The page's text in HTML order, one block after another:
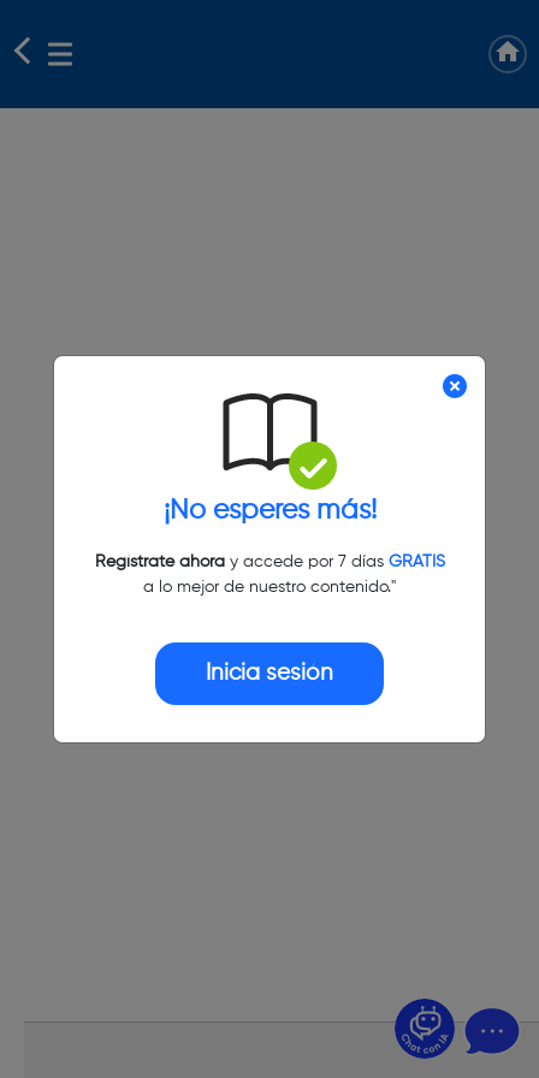
¡No esperes más!
Regístrate ahoray accede por 7 días GRATIS
a lo mejor de nuestro contenido."
Inicia sesión